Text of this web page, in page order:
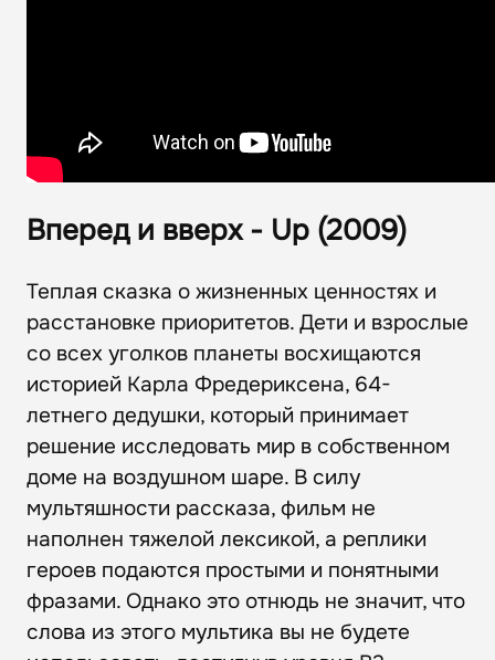
Вперед и вверх - Up (2009)
Теплая сказка о жизненных ценностях и
расстановке приоритетов. Дети и взрослые
со всех уголков планеты восхищаются
историей Карла Фредериксена, 64-
летнего дедушки, который принимает
решение исследовать мир в собственном
доме на воздушном шаре. В силу
мультяшности рассказа, фильм не
наполнен тяжелой лексикой, а реплики
героев подаются простыми и понятными
фразами. Однако это отнюдь не значит, что
слова из этого мультика вы не будете